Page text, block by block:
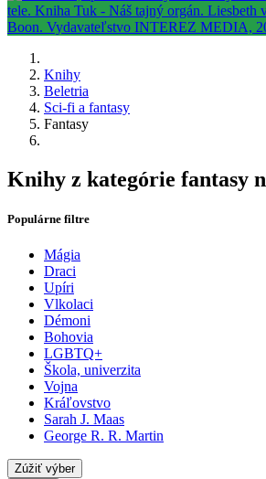
Knihy
Beletria
Sci-fi a fantasy
Fantasy
Knihy z kategórie fantasy
Populárne filtre
Mágia
Draci
Upíri
Vlkolaci
Démoni
Bohovia
LGBTQ+
Škola, univerzita
Vojna
Kráľovstvo
Sarah J. Maas
George R. R. Martin
Zúžiť výber